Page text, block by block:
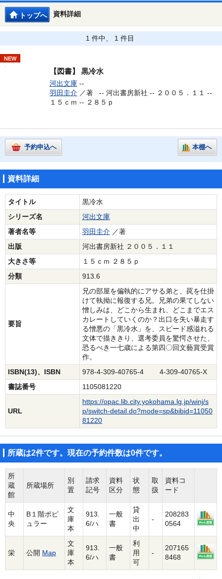
資料詳細
トップへ
1 件中、 1 件目
NEW
【図書】 黒冷水
河出文庫 --
羽田圭介 ／著 -- 河出書房新社 -- ２００５．１１ --
１５ｃｍ -- ２８５ｐ
予約申込へ 本棚へ
資料詳細
タイトル
黒冷水
シリーズ名
河出文庫
著者名等
羽田圭介 ／著
出版
河出書房新社 ２００５．１１
大きさ等
１５ｃｍ ２８５ｐ
分類
913.6
要旨
兄の部屋を偏執的にアサる弟と、罠を仕掛
けて執拗に報復する兄。兄弟の果てしない
憎しみは、どこから生まれ、どこまでエス
カレートしていくのか？出口を失い暴走す
る憎悪の「黒冷水」を、スピード感溢れる
文体で描ききり、選考委員を驚愕させた、
恐るべき一七歳による第四〇回文藝賞受賞
作。
ISBN(13)、ISBN
978-4-309-40765-4 4-309-40765-X
書誌番号
1105081220
URL
https://opac.lib.city.yokohama.lg.jp/winj/s
p/switch-detail.do?mode=sp&bibid=11050
81220
所蔵は2件です。現在の予約件数は0件です。
所
蔵
館
所蔵場所
別
置
請求
記号
資料
区分
状
態
取
扱
資料コ
ード
中
央
B１階ポピ
ュラー
文
庫
本
913.
6/ハ
一般
書
貸
出
中
-
208283
0564
栄 公開 Map
文
庫
本
913.
6/ハ
一般
書
利
用
可
-
207165
8468